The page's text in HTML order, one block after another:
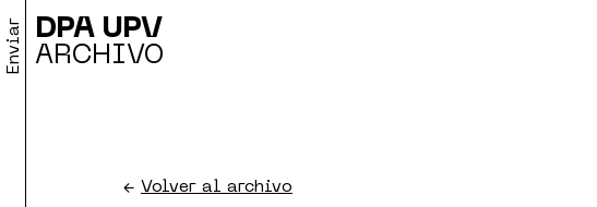
DPA UPV
ARCHIVO
Enviar
← Volver al archivo